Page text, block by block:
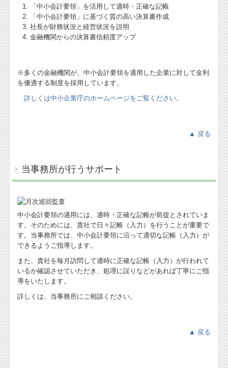
「中小会計要領」を活用して適時・正確な記帳
「中小会計要領」に基づく質の高い決算書作成
社長が財務状況と経営状況を説明
金融機関からの決算書信頼度アップ
※多くの金融機関が、中小会計要領を適用した企業に対して金利
を優遇する制度を採用しています。
詳しくは中小企業庁のホームページをご覧ください。
▲ 戻る
当事務所が行うサポート
中小会計要領の適用には、適時・正確な記帳が前提とされていま
す。そのためには、貴社で日々記帳（入力）を行うことが重要で
す。当事務所では、中小会計要領に沿って適切な記帳（入力）が
できるようご指導します。
また、貴社を毎月訪問して適時に正確な記帳（入力）が行われて
いるか確認させていただき、処理に誤りなどがあれば丁寧にご指
導をいたします。
詳しくは、当事務所にご相談ください。
▲ 戻る